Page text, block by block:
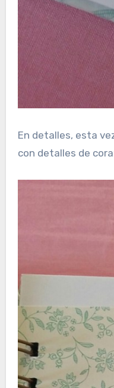
En detalles, esta
con detalles de